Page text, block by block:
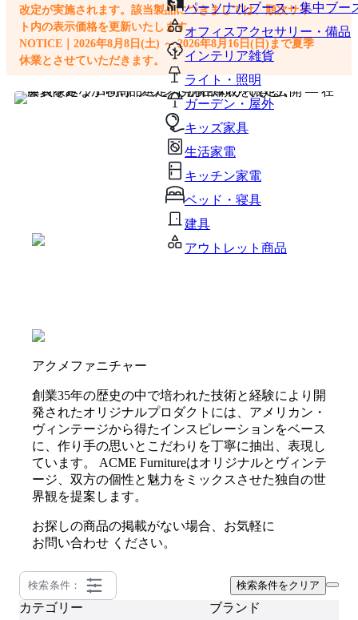
パーソナルブース・集中ブー
オフィスアクセサリー・備品
インテリア雑貨
ライト・照明
ガーデン・屋外
キッズ家具
生活家電
キッチン家電
ベッド・寝具
建具
アウトレット商品
改定が実施されます。該当製品につきましては、順次サイ
ト内の表示価格を更新いたします。
NOTICE｜2026年8月8日(土) ～ 2026年8月16日(日)まで夏季
休業とさせていただきます。
アクメファニチャー
創業35年の歴史の中で培われた技術と経験により開
発されたオリジナルプロダクトには、アメリカン・
ヴィンテージから得たインスピレーションをベース
に、作り手の思いとこだわりを丁寧に抽出、表現し
ています。 ACME Furnitureはオリジナルとヴィンテ
ージ、双方の個性と魅力をミックスさせた独自の世
界観を提案します。
お探しの商品の掲載がない場合、お気軽に
お問い合わせ ください。
検索条件： 検索条件をクリア
カテゴリー ブランド